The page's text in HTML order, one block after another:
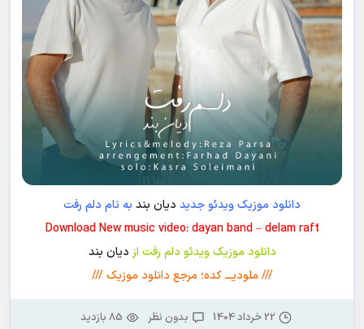
دانلود موزیک ویدئو جدید دیان بند به نام دلم رفت
Download New music video: dayan band – delam raft
دانلود موزیک ویدئو دلم رفت از دیان بند
/// ملودیـــ کده؛ مرجع دانلود موزیک ///
22 خرداد 1404 بدون نظر 85 بازدید